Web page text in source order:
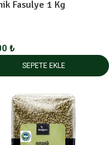
Fasulye 1 Kg
₺
SEPETE EKLE